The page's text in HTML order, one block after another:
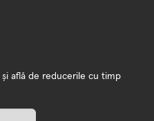
și află de reducerile cu timp